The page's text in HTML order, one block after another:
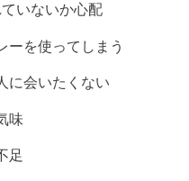
いないか心配
ーを使ってしまう
に会いたくない
味
足